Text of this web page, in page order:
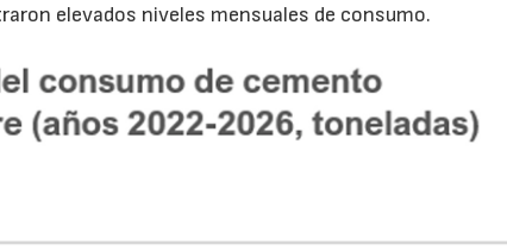
elevados niveles mensuales de consumo.